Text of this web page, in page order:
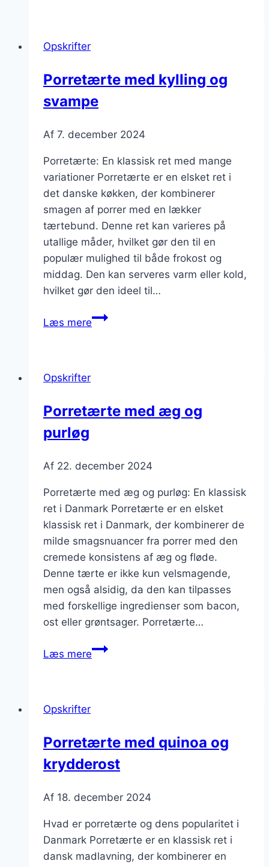
Opskrifter
Porretærte med kylling og
svampe
Af 7. december 2024
Porretærte: En klassisk ret med mange
variationer Porretærte er en elsket ret i
det danske køkken, der kombinerer
smagen af porrer med en lækker
tærtebund. Denne ret kan varieres på
utallige måder, hvilket gør den til en
populær mulighed til både frokost og
middag. Den kan serveres varm eller kold,
hvilket gør den ideel til…
Læs merePorretærte
Opskrifter
Porretærte med æg og
purløg
Af 22. december 2024
Porretærte med æg og purløg: En klassisk
ret i Danmark Porretærte er en elsket
klassisk ret i Danmark, der kombinerer de
milde smagsnuancer fra porrer med den
cremede konsistens af æg og fløde.
Denne tærte er ikke kun velsmagende,
men også alsidig, da den kan tilpasses
med forskellige ingredienser som bacon,
ost eller grøntsager. Porretærte…
Læs merePorretærte
Opskrifter
Porretærte med quinoa og
krydderost
Af 18. december 2024
Hvad er porretærte og dens popularitet i
Danmark Porretærte er en klassisk ret i
dansk madlavning, der kombinerer en